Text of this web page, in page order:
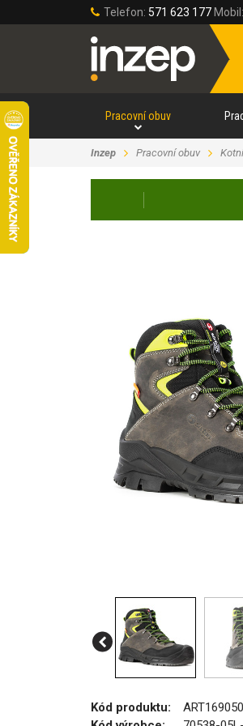
Telefon: 571 623 177 Mobil:
Pracovní obuv
Inzep Pracovní obuv
Kód produktu:
ART169050